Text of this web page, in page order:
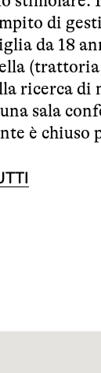
di
da 18
(trattoria
ricerca
sala
è chiuso